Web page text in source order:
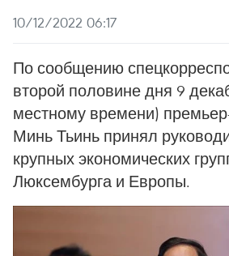
10/12/2022 06:17
По сообщению
второй половине дня 9
местному времени)
Минь Тьинь принял
крупных экономических
Люксембурга и Европы.